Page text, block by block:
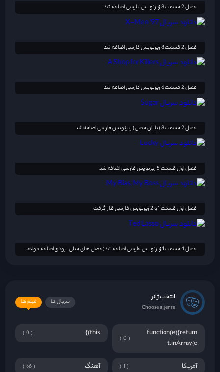
فصل 2 قسمت 8 زیرنویس فارسی اضافه شد
فصل 2 قسمت 8 زیرنویس فارسی اضافه شد
فصل 2 قسمت 6 زیرنویس فارسی اضافه شد
فصل 2 قسمت 8 (پایان فصل) زیرنویس فارسی اضافه شد
فصل اول قسمت 5 زیرنویس فارسی اضافه شد
فصل اول قسمت 1 و 2 زیرنویس فارسی قرار گرفت
فصل 4 قسمت 1 زیرنویس فارسی اضافه شد(فصل های قبلی بزودی اضافه خواهد شد)
انتخاب ژانر
Choose a genre
فیلم ها سریال ها
function(e){return
t.inArray(e
0
this)}
0
آمریکا 1 آهنگ 66